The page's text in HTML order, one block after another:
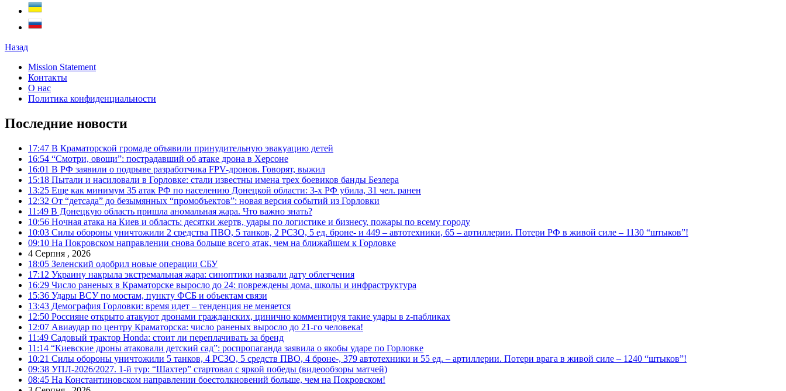
Назад
Mission Statement
Контакты
О нас
Политика конфиденциальности
Последние новости
17:47 В Краматорской громаде объявили принудительную эвакуацию детей
16:54 “Смотри, овощи”: пострадавший об атаке дрона в Херсоне
16:01 В РФ заявили о подрыве разработчика FPV-дронов. Говорят, выжил
15:18 Пытали и насиловали в Горловке: стали известны имена трех боевиков банды Безлера
13:25 Еще как минимум 35 атак РФ по населению Донецкой области: 3-х РФ убила, 31 чел. ранен
12:32 От “детсада” до безымянных “промобъектов”: новая версия событий из Горловки
11:49 В Донецкую область пришла аномальная жара. Что важно знать?
10:56 Ночная атака на Киев и область: десятки жертв, удары по логистике и бизнесу, пожары по всему городу
10:03 Силы обороны уничтожили 2 средства ПВО, 5 танков, 2 РСЗО, 5 ед. броне- и 449 – автотехники, 65 – артиллерии. Потери РФ в живой силе – 1130 “штыков”!
09:10 На Покровском направлении снова больше всего атак, чем на ближайшем к Горловке
4 Серпня , 2026
18:05 Зеленский одобрил новые операции СБУ
17:12 Украину накрыла экстремальная жара: синоптики назвали дату облегчения
16:29 Число раненых в Краматорске выросло до 24: повреждены дома, школы и инфраструктура
15:36 Удары ВСУ по мостам, пункту ФСБ и объектам связи
13:43 Демография Горловки: время идет – тенденция не меняется
12:50 Россияне открыто атакуют дронами гражданских, цинично комментируя такие удары в z-пабликах
12:07 Авиаудар по центру Краматорска: число раненых выросло до 21-го человека!
11:49 Садовый трактор Honda: стоит ли переплачивать за бренд
11:14 “Киевские дроны атаковали детский сад”: роспропаганда заявила о якобы ударе по Горловке
10:21 Силы обороны уничтожили 5 танков, 4 РСЗО, 5 средств ПВО, 4 броне-, 379 автотехники и 55 ед. – артиллерии. Потери врага в живой силе – 1240 “штыков”!
09:38 УПЛ-2026/2027. 1-й тур: “Шахтер” стартовал с яркой победы (видеообзоры матчей)
08:45 На Константиновском направлении боестолкновений больше, чем на Покровском!